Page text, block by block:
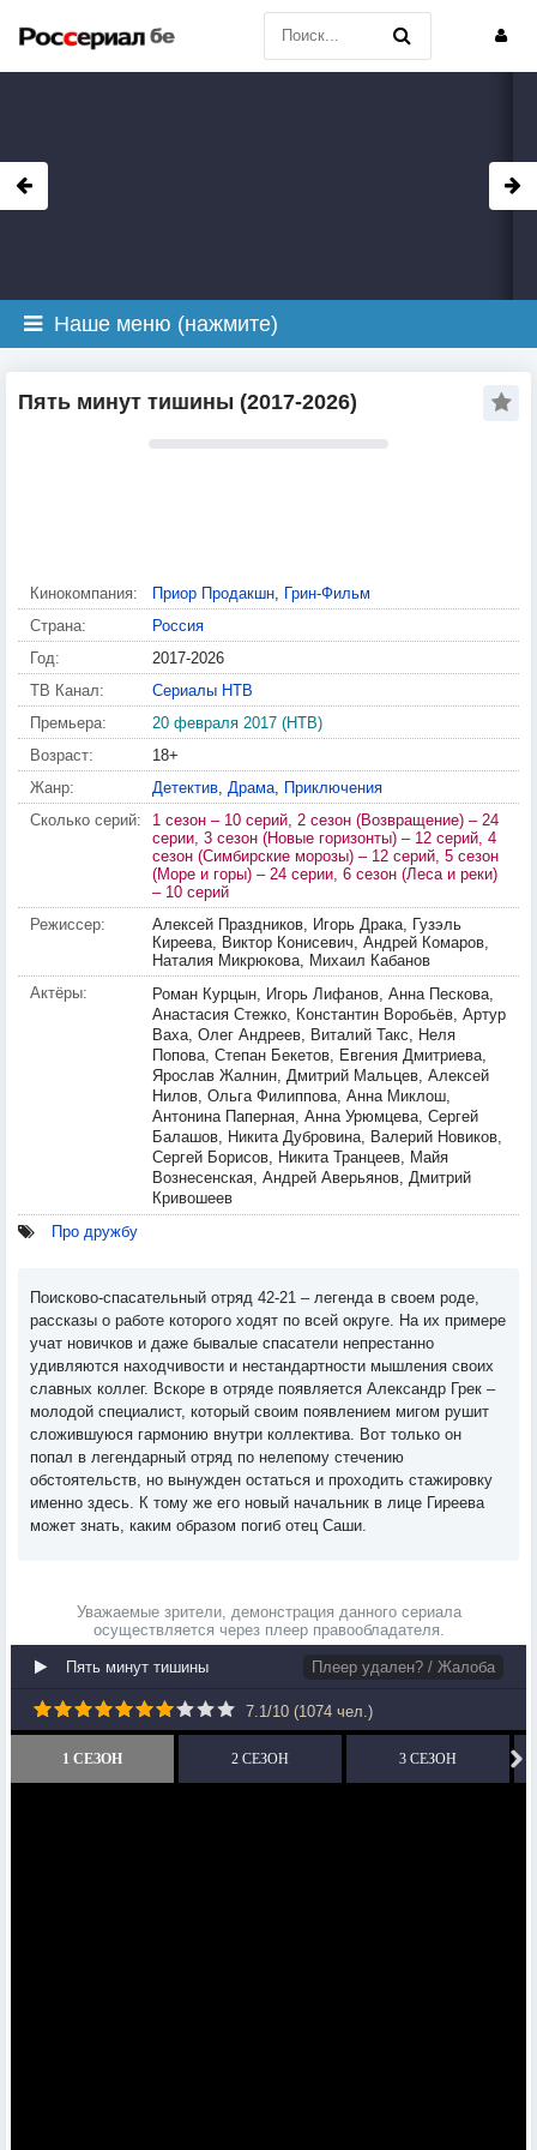
Наше меню (нажмите)
Пять минут тишины (2017-2026)
Кинокомпания: Приор Продакшн, Грин-Фильм
Страна:
Россия
Год:
2017-2026
ТВ Канал:
Сериалы НТВ
Премьера:
20 февраля 2017 (НТВ)
Возраст:
18+
Жанр:
Детектив, Драма, Приключения
Сколько серий:
1 сезон – 10 серий, 2 сезон (Возвращение) – 24
серии, 3 сезон (Новые горизонты) – 12 серий, 4
сезон (Симбирские морозы) – 12 серий, 5 сезон
(Море и горы) – 24 серии, 6 сезон (Леса и реки)
– 10 серий
Режиссер:
Алексей Праздников, Игорь Драка, Гузэль
Киреева, Виктор Конисевич, Андрей Комаров,
Наталия Микрюкова, Михаил Кабанов
Актёры:
Роман Курцын, Игорь Лифанов, Анна Пескова,
Анастасия Стежко, Константин Воробьёв, Артур
Ваха, Олег Андреев, Виталий Такс, Неля
Попова, Степан Бекетов, Евгения Дмитриева,
Ярослав Жалнин, Дмитрий Мальцев, Алексей
Нилов, Ольга Филиппова, Анна Миклош,
Антонина Паперная, Анна Урюмцева, Сергей
Балашов, Никита Дубровина, Валерий Новиков,
Сергей Борисов, Никита Транцеев, Майя
Вознесенская, Андрей Аверьянов, Дмитрий
Кривошеев
Про дружбу
Поисково-спасательный отряд 42-21 – легенда в своем роде,
рассказы о работе которого ходят по всей округе. На их примере
учат новичков и даже бывалые спасатели непрестанно
удивляются находчивости и нестандартности мышления своих
славных коллег. Вскоре в отряде появляется Александр Грек –
молодой специалист, который своим появлением мигом рушит
сложившуюся гармонию внутри коллектива. Вот только он
попал в легендарный отряд по нелепому стечению
обстоятельств, но вынужден остаться и проходить стажировку
именно здесь. К тому же его новый начальник в лице Гиреева
может знать, каким образом погиб отец Саши.
Уважаемые зрители, демонстрация данного сериала
осуществляется через плеер правообладателя.
Пять минут тишины Плеер удален? / Жалоба
7.1/10 (1074 чел.)
1 СЕЗОН 2 СЕЗОН 3 СЕЗОН